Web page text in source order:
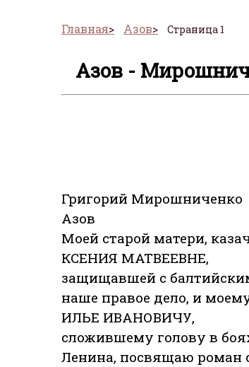
Главная Азов Страница 1
Азов -
Григорий Мирошниченко
Азов
Моей старой матери,
КСЕНИЯ МАТВЕЕВНЕ,
защищавшей с
наше правое дело, и
ИЛЬЕ ИВАНОВИЧУ,
сложившему голову в
Ленина, посвящаю роман